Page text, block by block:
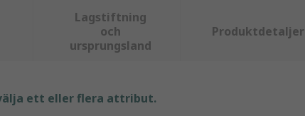
Lagstiftning
och
ursprungsland
Produktdetaljer
ett eller flera attribut.